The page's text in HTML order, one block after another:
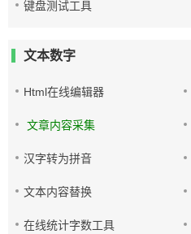
键盘测试工具
文本数字
Html在线编辑器
文章内容采集
汉字转为拼音
文本内容替换
在线统计字数工具